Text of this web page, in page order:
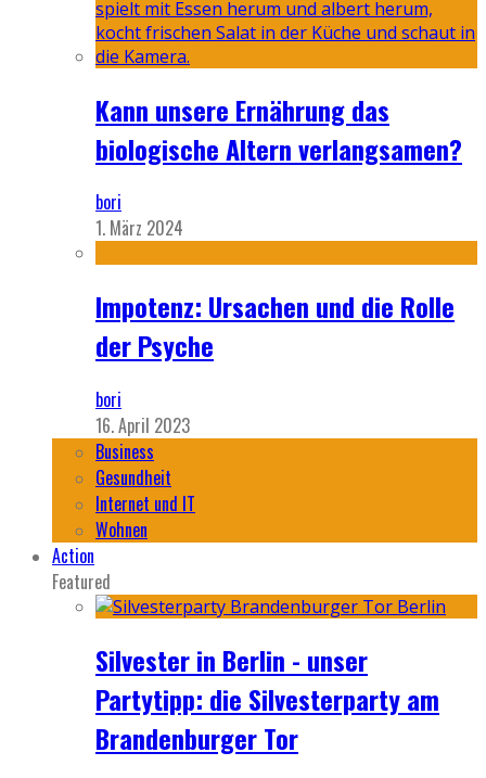
Kann unsere Ernährung das
biologische Altern verlangsamen?
bori
1. März 2024
Impotenz: Ursachen und die Rolle
der Psyche
bori
16. April 2023
Business
Gesundheit
Internet und IT
Wohnen
Action
Featured
Silvester in Berlin - unser
Partytipp: die Silvesterparty am
Brandenburger Tor